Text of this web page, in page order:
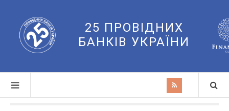
25 ПРОВІДНИХ
БАНКІВ УКРАЇНИ